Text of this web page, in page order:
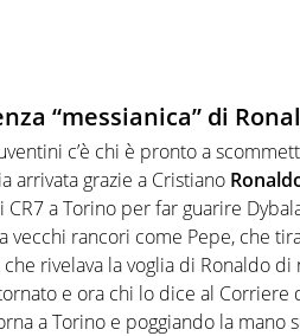
“messianica” di
c’è chi è pronto a
arrivata grazie a Cristiano
CR7 a Torino per far guarire
vecchi rancori come Pepe, che
rivelava la voglia di Ronaldo di
e ora chi lo dice al
a Torino e poggiando la mano